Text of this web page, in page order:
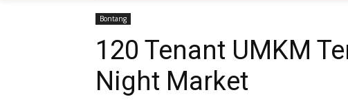
Bontang
120 Tenant UMKM
Night Market